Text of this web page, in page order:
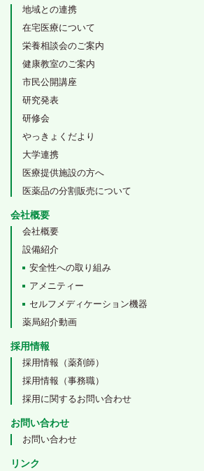
地域との連携
在宅医療について
栄養相談会のご案内
健康教室のご案内
市民公開講座
研究発表
研修会
やっきょくだより
大学連携
医療提供施設の方へ
医薬品の分割販売について
会社概要
会社概要
設備紹介
安全性への取り組み
アメニティー
セルフメディケーション機器
薬局紹介動画
採用情報
採用情報（薬剤師）
採用情報（事務職）
採用に関するお問い合わせ
お問い合わせ
お問い合わせ
リンク